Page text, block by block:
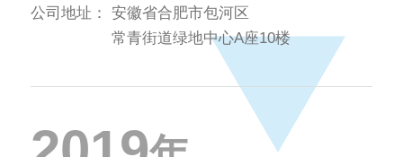
公司地址：
安徽省合肥市包河区
常青街道绿地中心A座10楼